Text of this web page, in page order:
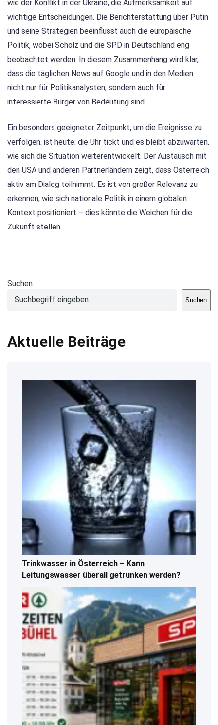
wie der Konflikt in der Ukraine, die Aufmerksamkeit auf
wichtige Entscheidungen. Die Berichterstattung über Putin
und seine Strategien beeinflusst auch die europäische
Politik, wobei Scholz und die SPD in Deutschland eng
beobachtet werden. In diesem Zusammenhang wird klar,
dass die täglichen News auf Google und in den Medien
nicht nur für Politikanalysten, sondern auch für
interessierte Bürger von Bedeutung sind.
Ein besonders geeigneter Zeitpunkt, um die Ereignisse zu
verfolgen, ist heute; die Uhr tickt und es bleibt abzuwarten,
wie sich die Situation weiterentwickelt. Der Austausch mit
den USA und anderen Partnerländern zeigt, dass Österreich
aktiv am Dialog teilnimmt. Es ist von großer Relevanz zu
erkennen, wie sich nationale Politik in einem globalen
Kontext positioniert – dies könnte die Weichen für die
Zukunft stellen.
Suchen
Suchen
Aktuelle Beiträge
Trinkwasser in Österreich – Kann
Leitungswasser überall getrunken werden?